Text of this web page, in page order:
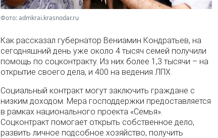
Фото: admkrai.krasnodar.ru
Как рассказал губернатор Вениамин Кондратьев, на
сегодняшний день уже около 4 тысяч семей получили
помощь по соцконтракту. Из них более 1,3 тысячи – на
открытие своего дела, и 400 на ведения ЛПХ.
Социальный контракт могут заключить граждане с
низким доходом. Мера господдержки предоставляется
в рамках национального проекта «Семья».
Соцконтракт помогает открыть собственное дело,
развить личное подсобное хозяйство, получить